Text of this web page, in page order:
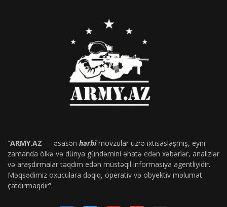
“ARMY.AZ — əsasən hərbimövzular üzrə ixtisaslaşmış, eyni
zamanda ölkə və dünya gündəmini əhatə edən xəbərlər, analizlər
və araşdırmalar təqdim edən müstəqil informasiya agentliyidir.
Məqsədimiz oxuculara dəqiq, operativ və obyektiv məlumat
çatdırmaqdır”.